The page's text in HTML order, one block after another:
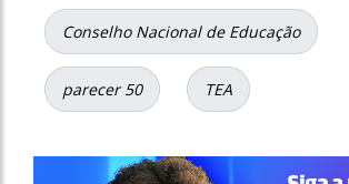
Conselho Nacional de Educação
parecer 50 TEA